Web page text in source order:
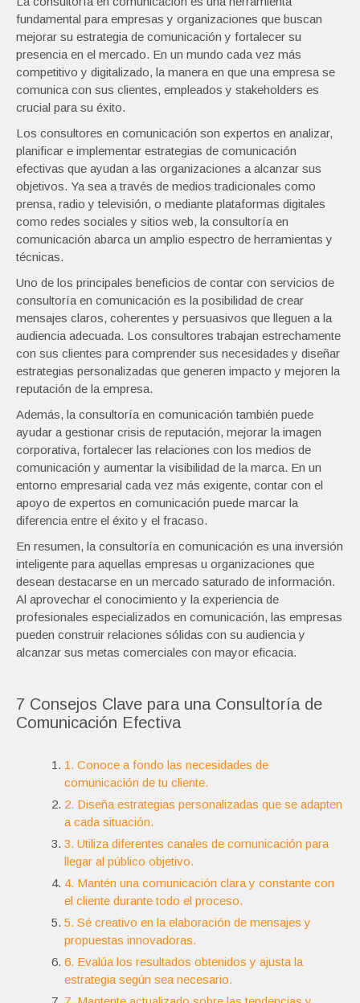
fundamental para empresas y organizaciones que buscan
mejorar su estrategia de comunicación y fortalecer su
presencia en el mercado. En un mundo cada vez más
competitivo y digitalizado, la manera en que una empresa se
comunica con sus clientes, empleados y stakeholders es
crucial para su éxito.
Los consultores en comunicación son expertos en analizar,
planificar e implementar estrategias de comunicación
efectivas que ayudan a las organizaciones a alcanzar sus
objetivos. Ya sea a través de medios tradicionales como
prensa, radio y televisión, o mediante plataformas digitales
como redes sociales y sitios web, la consultoría en
comunicación abarca un amplio espectro de herramientas y
técnicas.
Uno de los principales beneficios de contar con servicios de
consultoría en comunicación es la posibilidad de crear
mensajes claros, coherentes y persuasivos que lleguen a la
audiencia adecuada. Los consultores trabajan estrechamente
con sus clientes para comprender sus necesidades y diseñar
estrategias personalizadas que generen impacto y mejoren la
reputación de la empresa.
Además, la consultoría en comunicación también puede
ayudar a gestionar crisis de reputación, mejorar la imagen
corporativa, fortalecer las relaciones con los medios de
comunicación y aumentar la visibilidad de la marca. En un
entorno empresarial cada vez más exigente, contar con el
apoyo de expertos en comunicación puede marcar la
diferencia entre el éxito y el fracaso.
En resumen, la consultoría en comunicación es una inversión
inteligente para aquellas empresas u organizaciones que
desean destacarse en un mercado saturado de información.
Al aprovechar el conocimiento y la experiencia de
profesionales especializados en comunicación, las empresas
pueden construir relaciones sólidas con su audiencia y
alcanzar sus metas comerciales con mayor eficacia.
7 Consejos Clave para una Consultoría de
Comunicación Efectiva
1. Conoce a fondo las necesidades de
comunicación de tu cliente.
2. Diseña estrategias personalizadas que se adapten
a cada situación.
3. Utiliza diferentes canales de comunicación para
llegar al público objetivo.
4. Mantén una comunicación clara y constante con
el cliente durante todo el proceso.
5. Sé creativo en la elaboración de mensajes y
propuestas innovadoras.
6. Evalúa los resultados obtenidos y ajusta la
estrategia según sea necesario.